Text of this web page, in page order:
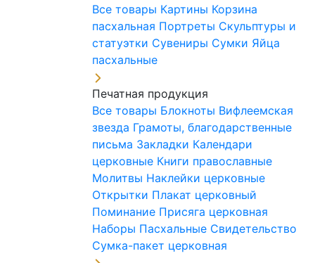
Все товары Картины Корзина
пасхальная Портреты Скульптуры и
статуэтки Сувениры Сумки Яйца
пасхальные
Печатная продукция
Все товары Блокноты Вифлеемская
звезда Грамоты, благодарственные
письма Закладки Календари
церковные Книги православные
Молитвы Наклейки церковные
Открытки Плакат церковный
Поминание Присяга церковная
Наборы Пасхальные Свидетельство
Сумка-пакет церковная